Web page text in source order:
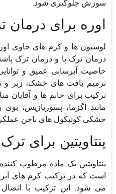
سوزش جلوگیری شود.
اوره برای درمان
لوسیون ها و کرم های حاوی
درمان ترک پا و درمان ترک
خاصیت آبرسانی عمیق و
ترمیم بافت های خشک، زبر
ترکیب برای خانم ها و آقایان
مانند اگزما، پسوریازیس،
خشکی کوتیکول های ناخن
پنتاویتین برای ترک
پنتاویتین یک ماده مرطوب
است که در ترکیب کرم های
می شود. این ترکیب با اتصال